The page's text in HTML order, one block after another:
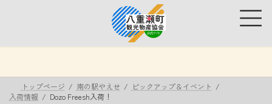
ス
ン
トップページ 南の駅やえせ
ピックアップ＆イベント
入荷情報
Dozo Freesh入荷！